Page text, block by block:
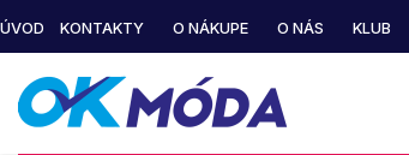
ÚVOD KONTAKTY O NÁKUPE O NÁS KLUB